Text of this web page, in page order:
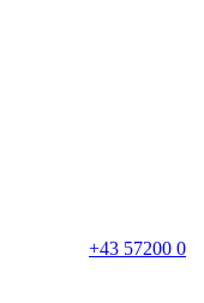
+43 57200 0